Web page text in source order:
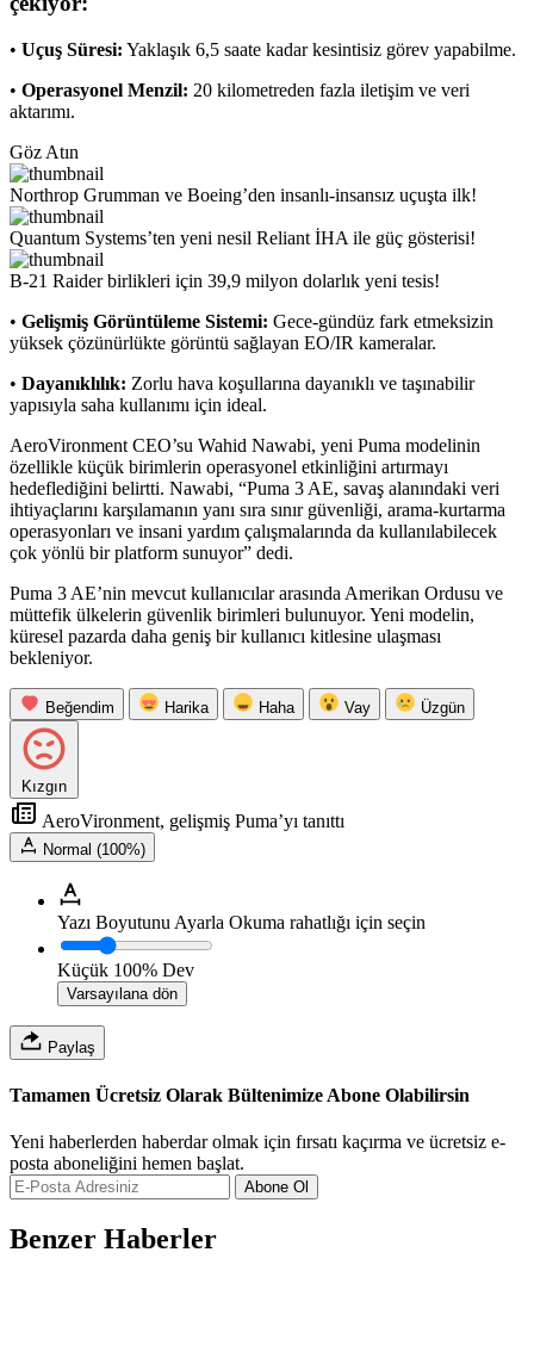
• Uçuş Süresi: Yaklaşık 6,5 saate kadar kesintisiz görev yapabilme.
• Operasyonel Menzil: 20 kilometreden fazla iletişim ve veri
aktarımı.
Göz Atın
Northrop Grumman ve Boeing’den insanlı-insansız uçuşta ilk!
Quantum Systems’ten yeni nesil Reliant İHA ile güç gösterisi!
B-21 Raider birlikleri için 39,9 milyon dolarlık yeni tesis!
• Gelişmiş Görüntüleme Sistemi: Gece-gündüz fark etmeksizin
yüksek çözünürlükte görüntü sağlayan EO/IR kameralar.
• Dayanıklılık: Zorlu hava koşullarına dayanıklı ve taşınabilir
yapısıyla saha kullanımı için ideal.
AeroVironment CEO’su Wahid Nawabi, yeni Puma modelinin
özellikle küçük birimlerin operasyonel etkinliğini artırmayı
hedeflediğini belirtti. Nawabi, “Puma 3 AE, savaş alanındaki veri
ihtiyaçlarını karşılamanın yanı sıra sınır güvenliği, arama-kurtarma
operasyonları ve insani yardım çalışmalarında da kullanılabilecek
çok yönlü bir platform sunuyor” dedi.
Puma 3 AE’nin mevcut kullanıcılar arasında Amerikan Ordusu ve
müttefik ülkelerin güvenlik birimleri bulunuyor. Yeni modelin,
küresel pazarda daha geniş bir kullanıcı kitlesine ulaşması
bekleniyor.
Beğendim Harika Haha Vay Üzgün
Kızgın
AeroVironment, gelişmiş Puma’yı tanıttı
Normal (100%)
Yazı Boyutunu Ayarla Okuma rahatlığı için seçin
Küçük 100% Dev
Varsayılana dön
Paylaş
Tamamen Ücretsiz Olarak Bültenimize Abone Olabilirsin
Yeni haberlerden haberdar olmak için fırsatı kaçırma ve ücretsiz e-
posta aboneliğini hemen başlat.
Abone Ol
Benzer Haberler